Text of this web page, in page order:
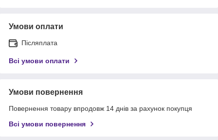
Умови оплати
Післяплата
Всі умови оплати
Умови повернення
Повернення товару впродовж 14 днів за рахунок покупця
Всі умови повернення